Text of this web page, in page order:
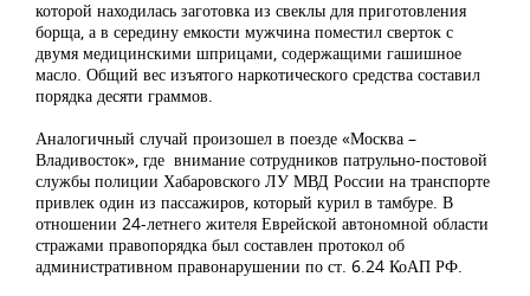
которой находилась заготовка из свеклы для приготовления
борща, а в середину емкости мужчина поместил сверток с
двумя медицинскими шприцами, содержащими гашишное
масло. Общий вес изъятого наркотического средства составил
порядка десяти граммов.
Аналогичный случай произошел в поезде «Москва –
Владивосток», где внимание сотрудников патрульно-постовой
службы полиции Хабаровского ЛУ МВД России на транспорте
привлек один из пассажиров, который курил в тамбуре. В
отношении 24-летнего жителя Еврейской автономной области
стражами правопорядка был составлен протокол об
административном правонарушении по ст. 6.24 КоАП РФ.